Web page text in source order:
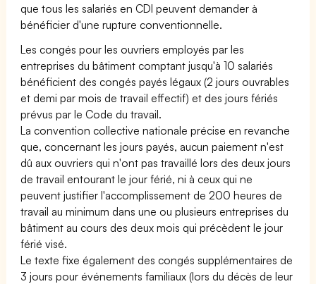
que tous les salariés en CDI peuvent demander à
bénéficier d'une rupture conventionnelle.
Les congés pour les ouvriers employés par les
entreprises du bâtiment comptant jusqu'à 10 salariés
bénéficient des congés payés légaux (2 jours ouvrables
et demi par mois de travail effectif) et des jours fériés
prévus par le Code du travail.
La convention collective nationale précise en revanche
que, concernant les jours payés, aucun paiement n'est
dû aux ouvriers qui n'ont pas travaillé lors des deux jours
de travail entourant le jour férié, ni à ceux qui ne
peuvent justifier l'accomplissement de 200 heures de
travail au minimum dans une ou plusieurs entreprises du
bâtiment au cours des deux mois qui précèdent le jour
férié visé.
Le texte fixe également des congés supplémentaires de
3 jours pour événements familiaux (lors du décès de leur